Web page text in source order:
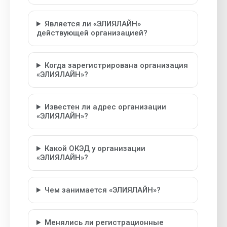
Является ли «ЭЛИЯЛАЙН»
действующей организацией?
Когда зарегистрирована организация
«ЭЛИЯЛАЙН»?
Известен ли адрес организации
«ЭЛИЯЛАЙН»?
Какой ОКЭД у организации
«ЭЛИЯЛАЙН»?
Чем занимается «ЭЛИЯЛАЙН»?
Менялись ли регистрационные